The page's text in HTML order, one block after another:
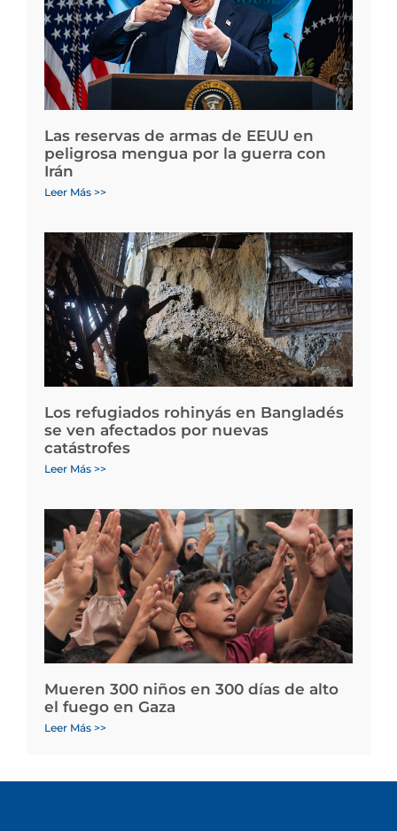
Las reservas de armas de EEUU en
peligrosa mengua por la guerra con
Irán
Leer Más >>
Los refugiados rohinyás en Bangladés
se ven afectados por nuevas
catástrofes
Leer Más >>
Mueren 300 niños en 300 días de alto
el fuego en Gaza
Leer Más >>